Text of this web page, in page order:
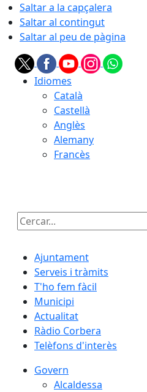
Saltar a la capçalera
Saltar al contingut
Saltar al peu de pàgina
Idiomes
Català
Castellà
Anglès
Alemany
Francès
Cercar:
Ajuntament
Serveis i tràmits
T'ho fem fàcil
Municipi
Actualitat
Ràdio Corbera
Telèfons d'interès
Govern
Alcaldessa